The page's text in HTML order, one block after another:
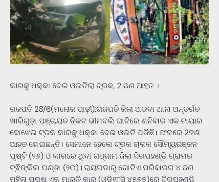
କାରକୁ ଧକ୍କା ଦେଇ ଓଲଟିଲା ଟ୍ରକ, 2 ଜଣ ଆହତ ।
ଗଜପତି 28/6(ମନୋଜ ପାଢ଼ୀ):ଗଜପତି ଜିଲା ଅଡବା ଥାନା ଅନ୍ତର୍ଗତ
ଖାରିଗୁଡ଼ା ପଞ୍ଚାୟତ ନିକଟ ଭୀମଦଲି ଘାଟିରେ ଶନିବାର ଏକ ଟାୟାର
ବୋଝେଇ ଟ୍ରକ କାରକୁ ଧକ୍କା ଦେଇ ଓଲଟି ପଡିଛି। ଫଳରେ 2ଜଣ
ଆହତ ହୋଇଛନ୍ତି। ସେମାନେ ହେଲେ ଟ୍ରକ ଚାଳକ ସୌମ୍ୟରଞ୍ଜନ
ପୃଷ୍ଟି (୨୬) ଓ କାରରେ ଥିବା ଗଞ୍ଜାମ ଜିଲା ଦିଗପହଣ୍ଡି ଗ୍ରାମର
ଟ୍ଵିଙ୍କିଲ ପଣ୍ଡା (୨୦)। ରାୟଗଡାରୁ ଗୋଟିଏ ପରିବାରର ୪ ଜଣ
ମହିଳା ପୁରୁଷ ଏକ ମାରୁତି କାର (ଓଡ଼ି୧୮ସି ୪୫୭୭)ରେ ଦିଗପହଣ୍ଡି